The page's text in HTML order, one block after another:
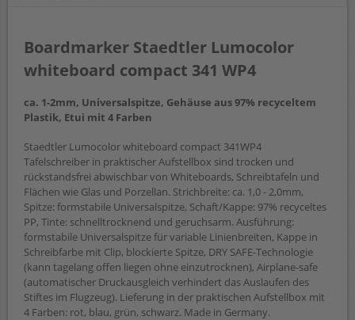
Boardmarker Staedtler Lumocolor
whiteboard compact 341 WP4
ca. 1-2mm, Universalspitze, Gehäuse aus 97% recyceltem
Plastik, Etui mit 4 Farben
Staedtler Lumocolor whiteboard compact 341WP4
Tafelschreiber in praktischer Aufstellbox sind trocken und
rückstandsfrei abwischbar von Whiteboards, Schreibtafeln und
Flächen wie Glas und Porzellan. Strichbreite: ca. 1,0 - 2,0mm,
Spitze: formstabile Universalspitze, Schaft/Kappe: 97% recyceltes
PP, Tinte: schnelltrocknend und geruchsarm. Ausführung:
formstabile Universalspitze für variable Linienbreiten, Kappe in
Schreibfarbe mit Clip, blockierte Spitze, DRY SAFE-Technologie
(kann tagelang offen liegen ohne einzutrocknen), Airplane-safe
(automatischer Druckausgleich verhindert das Auslaufen des
Stiftes im Flugzeug). Lieferung in der praktischen Aufstellbox mit
4 Farben: rot, blau, grün, schwarz. Made in Germany.